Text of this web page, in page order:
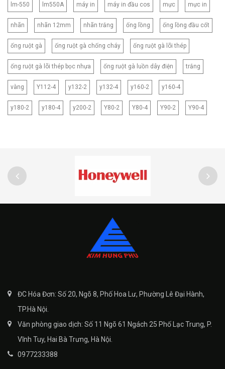
lm-550 lm550A máy in máy in đầu cos mực mực in
nhãn nhãn 12mm nhãn trắng ống lồng ống lồng đầu cốt
ống ruột gà ống ruột gà chống cháy ống ruột gà lõi thép
ống ruột gà lõi thép bọc nhựa ống ruột gà luồn dây điện trắng
vàng Y112-4 y132-2 y132-4 y160-2 y160-4
y180-2 y180-4 y200-2 Y80-2 Y80-4 Y90-2 Y90-4
ĐC Hóa Đơn: Số 20, Ngõ 8, Phố Hoa Lư, Phường Lê Đại Hành,
TP.Hà Nội.
Văn phòng giao dịch: Số 11 Ngõ 61 Ngách 25 Phố Lạc Trung, P.
Vĩnh Tuy, Hai Bà Trưng, Hà Nội.
0977233388